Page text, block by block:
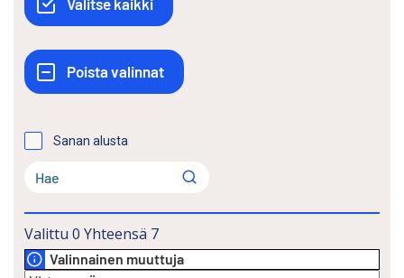
Sanan alusta
Valittu 0 Yhteensä 7
Valinnainen muuttuja